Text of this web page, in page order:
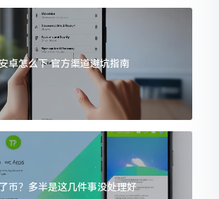
卓怎么下 官方渠道避坑指南
币？多半是这几件事没处理好